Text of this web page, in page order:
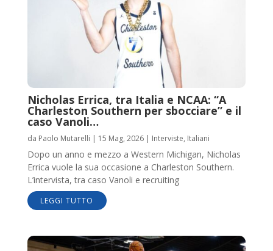
Nicholas Errica, tra Italia e NCAA: “A
Charleston Southern per sbocciare” e il
caso Vanoli…
da Paolo Mutarelli | 15 Mag, 2026| Interviste, Italiani
Dopo un anno e mezzo a Western Michigan, Nicholas
Errica vuole la sua occasione a Charleston Southern.
L’intervista, tra caso Vanoli e recruiting
LEGGI TUTTO